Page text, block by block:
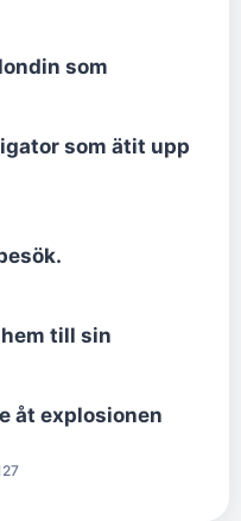
som
som ätit upp
till sin
åt explosionen